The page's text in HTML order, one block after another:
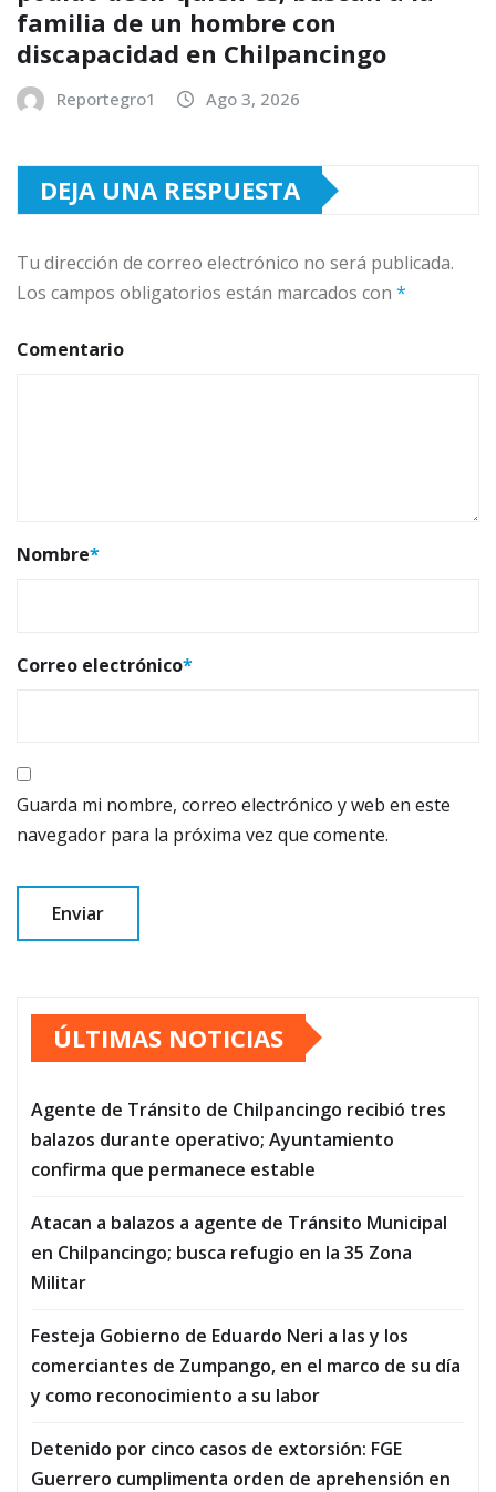
familia de un hombre con
discapacidad en Chilpancingo
Reportegro1 Ago 3, 2026
DEJA UNA RESPUESTA
Tu dirección de correo electrónico no será publicada.
Los campos obligatorios están marcados con *
Comentario
Nombre*
Correo electrónico*
Guarda mi nombre, correo electrónico y web en este
navegador para la próxima vez que comente.
ÚLTIMAS NOTICIAS
Agente de Tránsito de Chilpancingo recibió tres
balazos durante operativo; Ayuntamiento
confirma que permanece estable
Atacan a balazos a agente de Tránsito Municipal
en Chilpancingo; busca refugio en la 35 Zona
Militar
Festeja Gobierno de Eduardo Neri a las y los
comerciantes de Zumpango, en el marco de su día
y como reconocimiento a su labor
Detenido por cinco casos de extorsión: FGE
Guerrero cumplimenta orden de aprehensión en